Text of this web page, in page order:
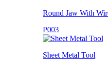
Round Jaw With
P003
Sheet Metal Tool